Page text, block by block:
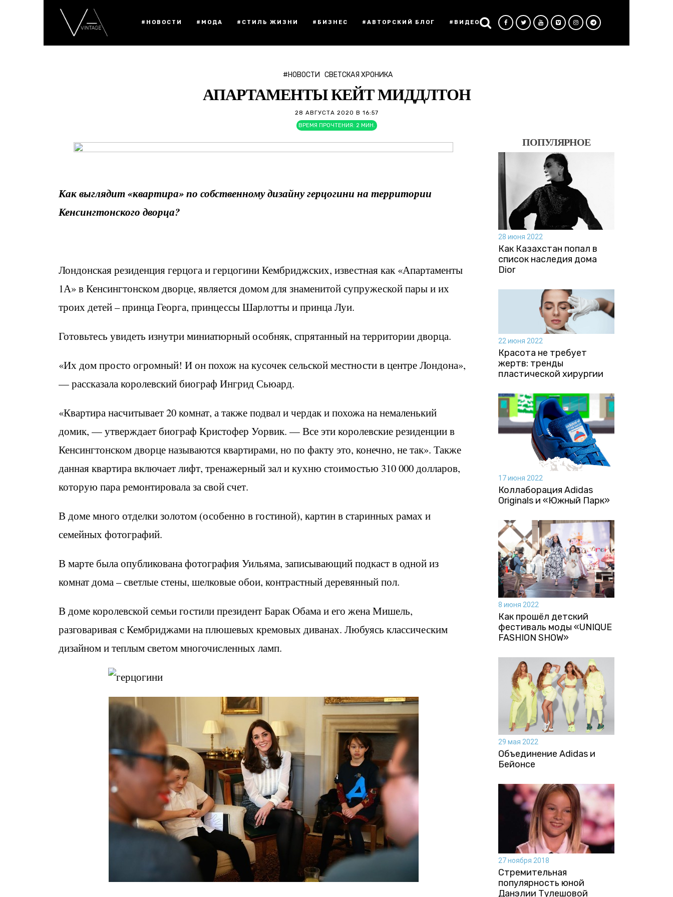
#НОВОСТИ #МОДА #СТИЛЬ ЖИЗНИ #БИЗНЕС #АВТОРСКИЙ БЛОГ #ВИДЕО
#НОВОСТИ СВЕТСКАЯ ХРОНИКА
АПАРТАМЕНТЫ КЕЙТ МИДДЛТОН
28 АВГУСТА 2020 В 16:57
ВРЕМЯ ПРОЧТЕНИЯ: 2 МИН.
Как выглядит «квартира» по собственному дизайну герцогини на территории
Кенсингтонского дворца?
Лондонская резиденция герцога и герцогини Кембриджских, известная как «Апартаменты
1А» в Кенсингтонском дворце, является домом для знаменитой супружеской пары и их
троих детей – принца Георга, принцессы Шарлотты и принца Луи.
Готовьтесь увидеть изнутри миниатюрный особняк, спрятанный на территории дворца.
«Их дом просто огромный! И он похож на кусочек сельской местности в центре Лондона»,
— рассказала королевский биограф Ингрид Сьюард.
«Квартира насчитывает 20 комнат, а также подвал и чердак и похожа на немаленький
домик, — утверждает биограф Кристофер Уорвик. — Все эти королевские резиденции в
Кенсингтонском дворце называются квартирами, но по факту это, конечно, не так». Также
данная квартира включает лифт, тренажерный зал и кухню стоимостью 310 000 долларов,
которую пара ремонтировала за свой счет.
В доме много отделки золотом (особенно в гостиной), картин в старинных рамах и
семейных фотографий.
В марте была опубликована фотография Уильяма, записывающий подкаст в одной из
комнат дома – светлые стены, шелковые обои, контрастный деревянный пол.
В доме королевской семьи гостили президент Барак Обама и его жена Мишель,
разговаривая с Кембриджами на плюшевых кремовых диванах. Любуясь классическим
дизайном и теплым светом многочисленных ламп.
ПОПУЛЯРНОЕ
28 июня 2022
Как Казахстан попал в
список наследия дома
Dior
22 июня 2022
Красота не требует
жертв: тренды
пластической хирургии
17 июня 2022
Коллаборация Аdidas
Originals и «Южный Парк»
8 июня 2022
Как прошёл детский
фестиваль моды «UNIQUE
FASHION SHOW»
29 мая 2022
Объединение Adidas и
Бейонсе
27 ноября 2018
Стремительная
популярность юной
Данэлии Тулешовой